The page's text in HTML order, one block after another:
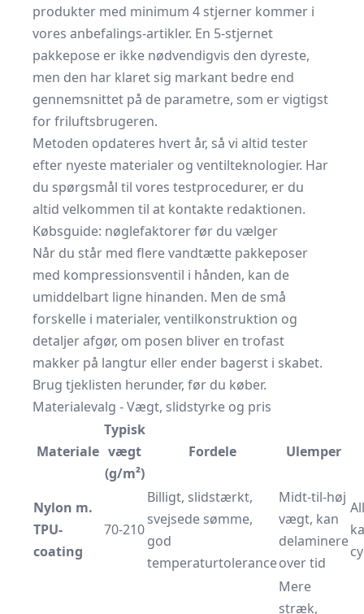
produkter med minimum 4 stjerner kommer i
vores anbefalings-artikler. En 5-stjernet
pakkepose er ikke nødvendigvis den dyreste,
men den har klaret sig markant bedre end
gennemsnittet på de parametre, som er vigtigst
for friluftsbrugeren.
Metoden opdateres hvert år, så vi altid tester
efter nyeste materialer og ventilteknologier. Har
du spørgsmål til vores testprocedurer, er du
altid velkommen til at kontakte redaktionen.
Købsguide: nøglefaktorer før du vælger
Når du står med flere vandtætte pakkeposer
med kompressionsventil i hånden, kan de
umiddelbart ligne hinanden. Men de små
forskelle i materialer, ventilkonstruktion og
detaljer afgør, om posen bliver en trofast
makker på langtur eller ender bagerst i skabet.
Brug tjeklisten herunder, før du køber.
Materialevalg - Vægt, slidstyrke og pris
Materiale
Typisk
vægt
(g/m²)
Fordele Ulemper
Nylon m.
TPU-
coating
70-210
Billigt, slidstærkt,
svejsede sømme,
god
temperaturtolerance
Midt-til-høj
vægt, kan
delaminere
over tid
Mere
stræk,